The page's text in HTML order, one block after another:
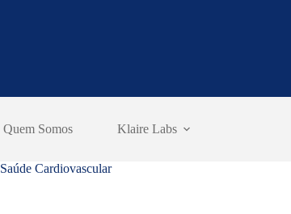
Quem Somos Klaire Labs
Saúde Cardiovascular